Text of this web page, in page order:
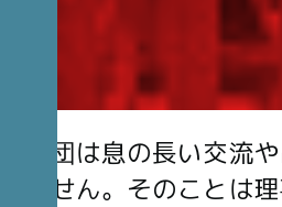
仏財団は息の長い交流
りません。そのことは